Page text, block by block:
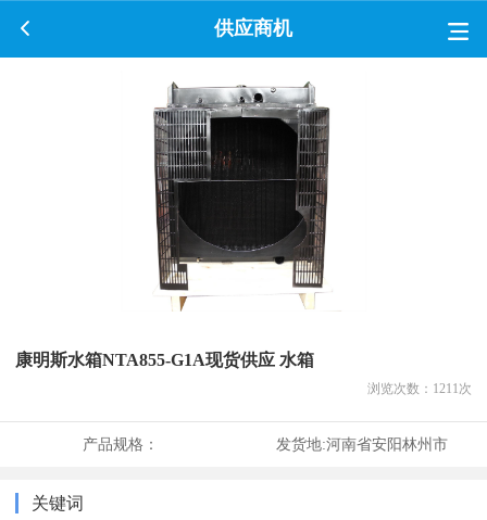
供应商机
康明斯水箱NTA855-G1A现货供应 水箱
浏览次数： 1211 次
产品规格： 发货地:河南省安阳林州市
关键词